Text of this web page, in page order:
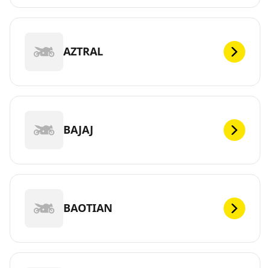
AZTRAL
BAJAJ
BAOTIAN